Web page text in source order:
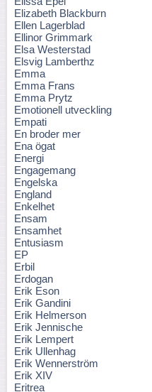
Elizabeth Blackburn
Ellen Lagerblad
Ellinor Grimmark
Elsa Westerstad
Elsvig Lamberthz
Emma
Emma Frans
Emma Prytz
Emotionell utveckling
Empati
En broder mer
Ena ögat
Energi
Engagemang
Engelska
England
Enkelhet
Ensam
Ensamhet
Entusiasm
EP
Erbil
Erdogan
Erik Eson
Erik Gandini
Erik Helmerson
Erik Jennische
Erik Lempert
Erik Ullenhag
Erik Wennerström
Erik XIV
Eritrea